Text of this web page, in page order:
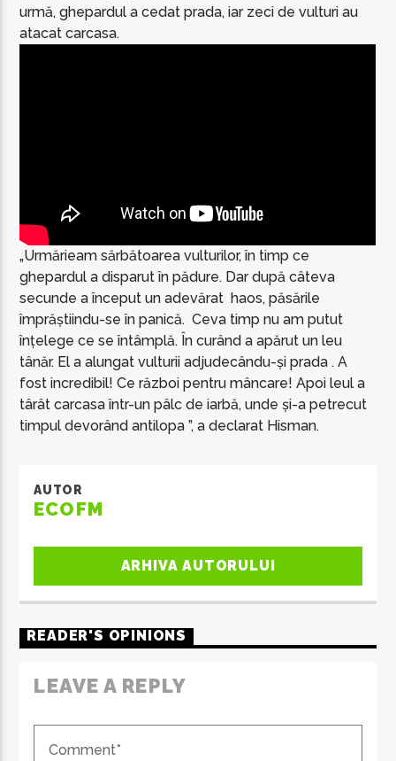
urmă, ghepardul a cedat prada, iar zeci de vulturi au
atacat carcasa.
„Urmărieam sărbătoarea vulturilor, în timp ce
ghepardul a disparut în pădure. Dar după câteva
secunde a început un adevărat haos, păsările
împrăștiindu-se în panică. Ceva timp nu am putut
înțelege ce se întâmplă. În curând a apărut un leu
tânăr. El a alungat vulturii adjudecându-și prada . A
fost incredibil! Ce război pentru mâncare! Apoi leul a
târât carcasa într-un pâlc de iarbă, unde și-a petrecut
timpul devorând antilopa ”, a declarat Hisman.
AUTOR
ECOFM
ARHIVA AUTORULUI
READER'S OPINIONS
LEAVE A REPLY